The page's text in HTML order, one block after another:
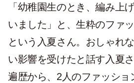
「幼稚園生のとき、編み上
いました」と、生粋のファ
という入夏さん。おしゃれ
い影響を受けたと話す入夏
遍歴から、2人のファッショ